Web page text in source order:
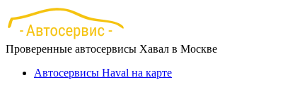
Перейти
к
основному
содержанию
Проверенные автосервисы Хавал в Москве
Автосервисы Haval на карте